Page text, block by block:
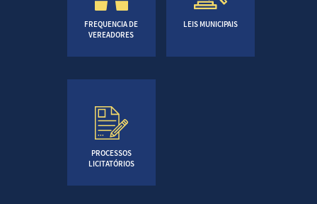
FREQUENCIA DE
VEREADORES
LEIS MUNICIPAIS
PROCESSOS
LICITATÓRIOS